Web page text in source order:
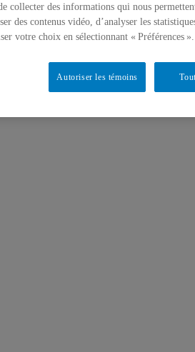
collecter des informations qui nous
des contenus vidéo, d’analyser les
votre choix en sélectionnant « Préférences ».
Autoriser les témoins